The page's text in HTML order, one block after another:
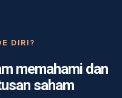
DIRI?
memahami dan
saham